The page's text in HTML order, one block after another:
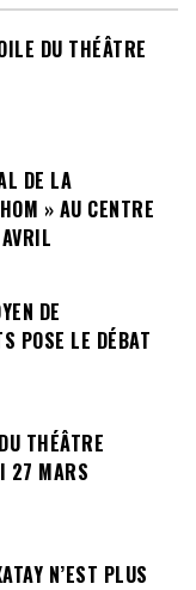
DU THÉÂTRE
DE LA
» AU CENTRE
DE
POSE LE DÉBAT
THÉÂTRE
27 MARS
N’EST PLUS